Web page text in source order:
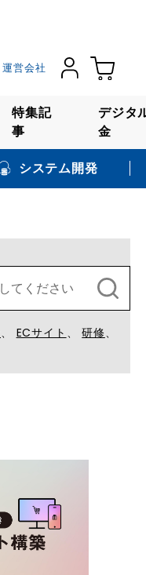
運営会社
特集記
事
デジタ
金
システム開発
ECサイト
研修